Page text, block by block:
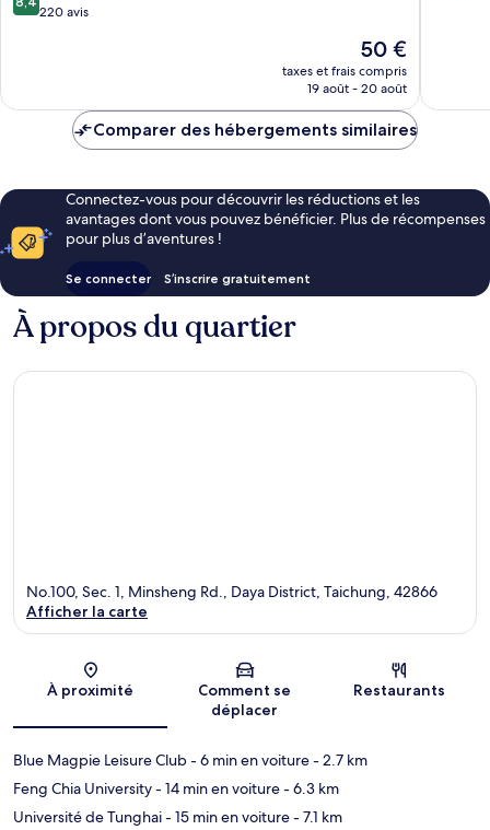
sur 220 avis
Le
nouveau
prix
de
50 €
taxes et frais compris
19 août - 20 août
Comparer des hébergements similaires
Connectez-vous pour découvrir les réductions et les
avantages dont vous pouvez bénéficier. Plus de récompenses
pour plus d’aventures !
Se connecter S’inscrire gratuitement
À propos du quartier
Carte
No.100, Sec. 1, Minsheng Rd., Daya District, Taichung, 42866
Afficher la carte
À proximité
Comment se
déplacer
Restaurants
Blue Magpie Leisure Club- 6 min en voiture- 2.7 km
Feng Chia University- 14 min en voiture- 6.3 km
Université de Tunghai- 15 min en voiture- 7.1 km